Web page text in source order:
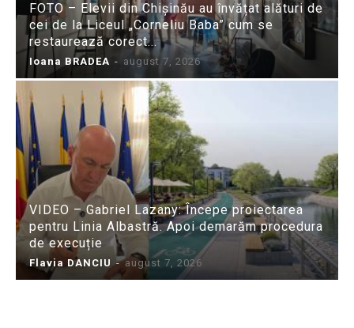
FOTO – Elevii din Chișinău au învățat alături de
cei de la Liceul „Corneliu Baba” cum se
restaurează corect...
Ioana BRADEA - august 7, 2026
VIDEO – Gabriel Lazany: Începe proiectarea
pentru Linia Albastră. Apoi demarăm procedura
de execuție
Flavia DANCIU - august 7, 2026